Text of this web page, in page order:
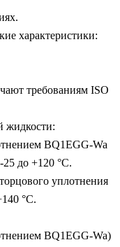
характеристики:
требованиям ISO
жидкости:
BQ1EGG-Wa
до +120 °C.
уплотнения
°C.
BQ1EGG-Wa)